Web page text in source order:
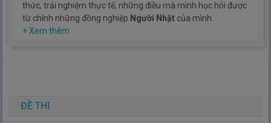
thức, trải nghiệm thực tế, những điều mà mình học hỏi được
từ chính những đồng nghiệp Người Nhật của mình.
Hy vọng rằng kinh nghiệm mà mình có được sẽ giúp các bạn
+ Xem thêm
ĐỀ THI